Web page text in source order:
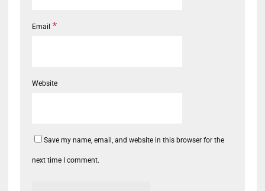
Email *
Website
Save my name, email, and website in this browser for the
next time I comment.